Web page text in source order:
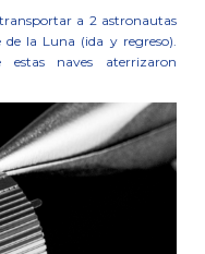
a 2 astronautas
la Luna (ida y regreso).
naves aterrizaron